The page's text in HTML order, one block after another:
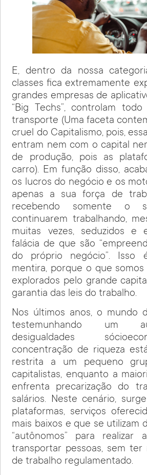
E, dentro da nossa
classes fica extremamente
grandes empresas de
“Big Techs”, controlam
transporte (Uma faceta
cruel do Capitalismo, pois,
entram nem com o capital
de produção, pois as
carro). Em função disso,
os lucros do negócio e os
apenas a sua força de
recebendo somente o
continuarem trabalhando,
muitas vezes, seduzidos e
falácia de que são
do próprio negócio”. Isso
mentira, porque o que
explorados pelo grande
garantia das leis do trabalho.
Nos últimos anos, o mundo
testemunhando um
desigualdades
concentração de riqueza
restrita a um pequeno
capitalistas, enquanto a
enfrenta precarização do
salários. Neste cenário,
plataformas, serviços
mais baixos e que se utilizam
“autônomos” para realizar
transportar pessoas, sem ter
de trabalho regulamentado.